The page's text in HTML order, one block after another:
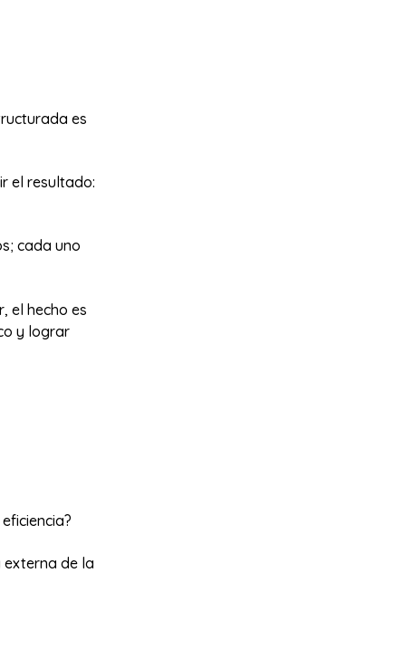
es
el resultado:
cada uno
el hecho es
y lograr
externa de la